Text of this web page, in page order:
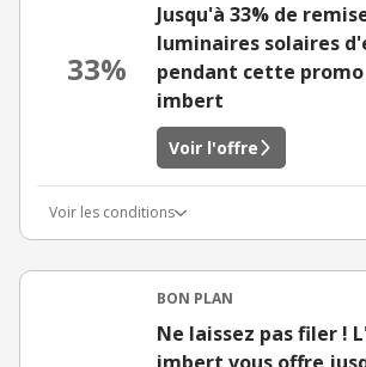
33%
Jusqu'à 33% de
luminaires solaires
pendant cette
imbert
Voir l'offre
Voir les conditions
BON PLAN
Ne laissez pas filer !